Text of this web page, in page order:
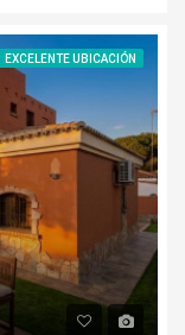
EXCELENTE UBICACIÓN